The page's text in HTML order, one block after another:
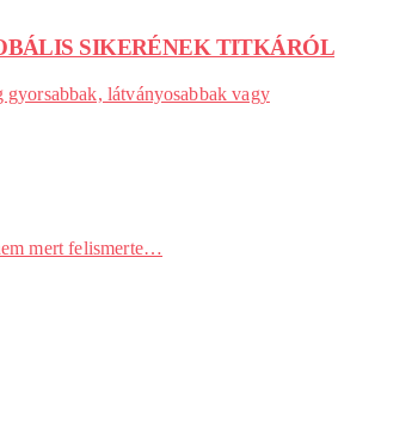
SIKERÉNEK TITKÁRÓL
látványosabbak vagy
mert felismerte…